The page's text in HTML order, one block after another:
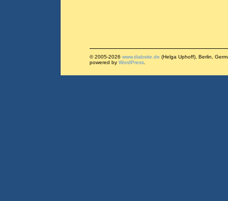
© 2005-2026 www.diabsite.de (Helga Uphoff), Berlin,
powered by WordPress.